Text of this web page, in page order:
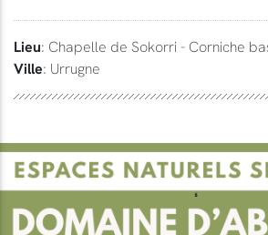
Lieu: Chapelle de Sokorri - Corniche
Ville: Urrugne